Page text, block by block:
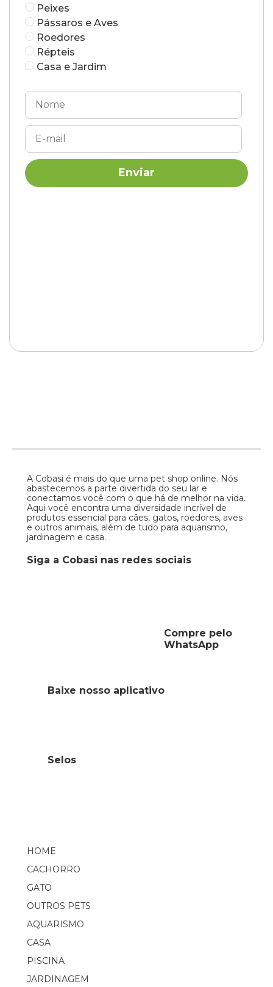
Peixes
Pássaros e Aves
Roedores
Répteis
Casa e Jardim
A Cobasi é mais do que uma pet shop online. Nós
abastecemos a parte divertida do seu lar e
conectamos você com o que há de melhor na vida.
Aqui você encontra uma diversidade incrível de
produtos essencial para cães, gatos, roedores, aves
e outros animais, além de tudo para aquarismo,
jardinagem e casa.
Siga a Cobasi nas redes sociais
Compre pelo
WhatsApp
HOME
CACHORRO
GATO
OUTROS PETS
AQUARISMO
CASA
PISCINA
JARDINAGEM
Baixe nosso aplicativo
Selos